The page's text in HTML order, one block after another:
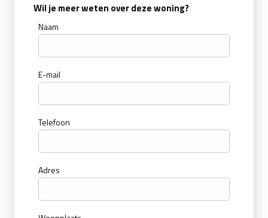
Wil je meer weten over deze woning?
Naam
E-mail
Telefoon
Adres